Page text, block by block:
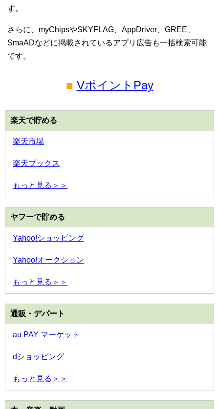
す。
さらに、myChipsやSKYFLAG、AppDriver、GREE、
SmaADなどに掲載されているアプリ広告も一括検索可能
です。
■ VポイントPay
楽天で貯める
楽天市場
楽天ブックス
もっと見る＞＞
ヤフーで貯める
Yahoo!ショッピング
Yahoo!オークション
もっと見る＞＞
通販・デパート
au PAY マーケット
dショッピング
もっと見る＞＞